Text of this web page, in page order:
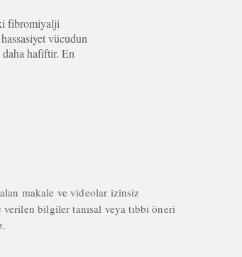
fibromiyalji
vücudun
daha hafiftir. En
makale ve videolar izinsiz
bilgiler tanısal veya tıbbi öneri